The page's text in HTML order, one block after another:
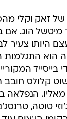
זאק וקלי
הוג. אם
היותו צעיר
הוא התגלמות
בייסייד
קלולס חובב
הנפלאה
טוטה,